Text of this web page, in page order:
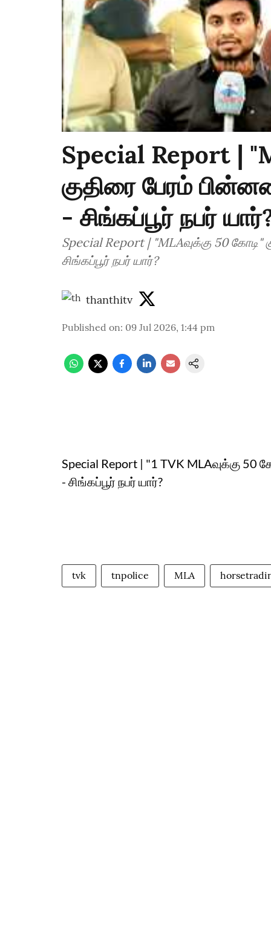
Special Report |
குதிரை பேரம்
- சிங்கப்பூர் நபர்
Special Report | "MLAவுக்கு 50
சிங்கப்பூர் நபர் யார்?
thanthitv
Published on: 09 Jul 2026, 1:44 pm
Special Report | "1 TVK MLAவுக்கு
- சிங்கப்பூர் நபர் யார்?
tvk tnpolice MLA